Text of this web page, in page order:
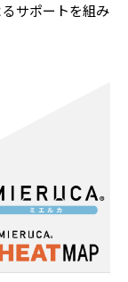
サポートを組み